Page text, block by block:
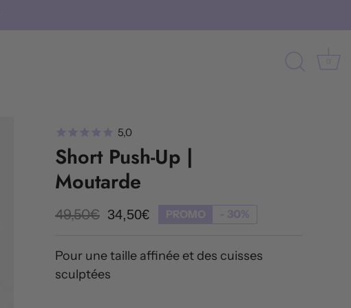
Short Push-Up |
Moutarde
49,50€ 34,50€ PROMO - 30%
Pour une taille affinée et des cuisses
sculptées